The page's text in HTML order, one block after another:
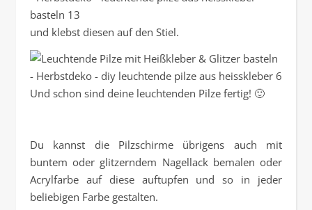
und klebst diesen auf den Stiel.
Und schon sind deine leuchtenden Pilze fertig! 🙂
Du kannst die Pilzschirme übrigens auch mit
buntem oder glitzerndem Nagellack bemalen oder
Acrylfarbe auf diese auftupfen und so in jeder
beliebigen Farbe gestalten.